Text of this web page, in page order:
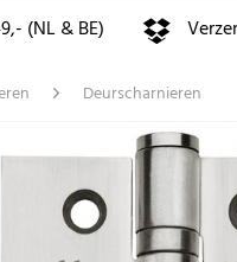
(NL & BE)
Deurscharnieren